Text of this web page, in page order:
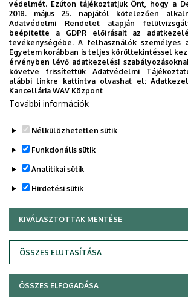
3. fésű
Szervezeti
UD Telefonkönyv
Adatvédelem
védelmét. Ezúton tájékoztatjuk Önt, hogy a
2018. május 25. napjától kötelezően
Adatvédelmi Rendelet alapján
beépítette a GDPR előírásait az
tevékenységébe. A felhasználók személyes
Egyetem korábban is teljes körültekintéssel
érvényben lévő adatkezelési
követve frissítettük Adatvédelmi
alábbi linkre kattintva olvashat el:
Kancellária WAV Központ
További információk
Nélkülözhetetlen sütik
Funkcionális sütik
Analitikai sütik
Hirdetési sütik
KIVÁLASZTOTTAK MENTÉSE
ÖSSZES ELUTASÍTÁSA
WITHDRAW CONSENT
ÖSSZES ELFOGADÁSA